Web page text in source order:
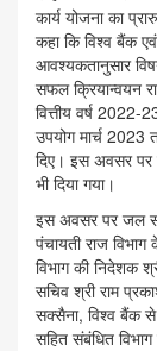
कार्य योजना का
कहा कि विश्व बैंक
आवश्यकतानुसार
सफल क्रियान्वयन
वित्तीय वर्ष 2022-
उपयोग मार्च
दिए। इस अवसर पर
भी दिया गया।
इस अवसर पर जल
पंचायती राज
विभाग की निदेशक
सचिव श्री राम
सक्सैना, विश्व बैंक
सहित संबंधित